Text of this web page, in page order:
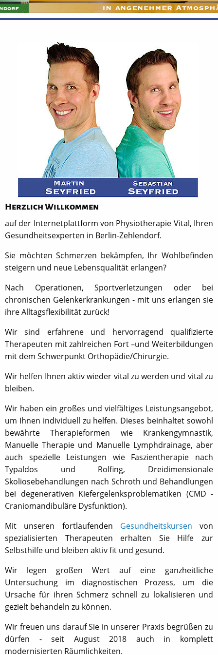
Herzlich Willkommen
auf der Internetplattform von Physiotherapie Vital, Ihren
Gesundheitsexperten in Berlin-Zehlendorf.
Sie möchten Schmerzen bekämpfen, Ihr Wohlbefinden
steigern und neue Lebensqualität erlangen?
Nach Operationen, Sportverletzungen oder bei
chronischen Gelenkerkrankungen - mit uns erlangen sie
ihre Alltagsflexibilität zurück!
Wir sind erfahrene und hervorragend qualifizierte
Therapeuten mit zahlreichen Fort –und Weiterbildungen
mit dem Schwerpunkt Orthopädie/Chirurgie.
Wir helfen Ihnen aktiv wieder vital zu werden und vital zu
bleiben.
Wir haben ein großes und vielfältiges Leistungsangebot,
um Ihnen individuell zu helfen. Dieses beinhaltet sowohl
bewährte Therapieformen wie Krankengymnastik,
Manuelle Therapie und Manuelle Lymphdrainage, aber
auch spezielle Leistungen wie Faszientherapie nach
Typaldos und Rolfing, Dreidimensionale
Skoliosebehandlungen nach Schroth und Behandlungen
bei degenerativen Kiefergelenksproblematiken (CMD -
Craniomandibuläre Dysfunktion).
Mit unseren fortlaufenden Gesundheitskursen von
spezialisierten Therapeuten erhalten Sie Hilfe zur
Selbsthilfe und bleiben aktiv fit und gesund.
Wir legen großen Wert auf eine ganzheitliche
Untersuchung im diagnostischen Prozess, um die
Ursache für ihren Schmerz schnell zu lokalisieren und
gezielt behandeln zu können.
Wir freuen uns darauf Sie in unserer Praxis begrüßen zu
dürfen - seit August 2018 auch in komplett
modernisierten Räumlichkeiten.